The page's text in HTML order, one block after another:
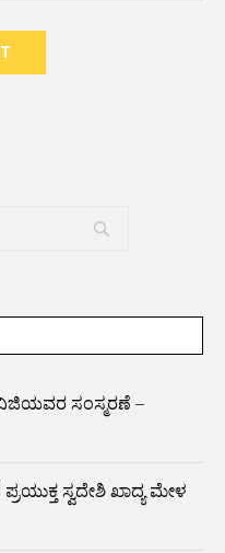
ಸಂಸ್ಮರಣೆ –
ಸ್ವದೇಶಿ ಖಾದ್ಯ ಮೇಳ